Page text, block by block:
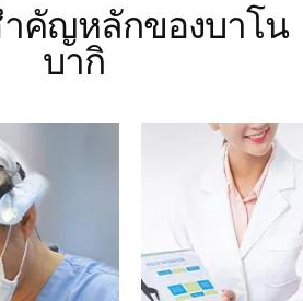
คัญหลักของบาโน
บากิ